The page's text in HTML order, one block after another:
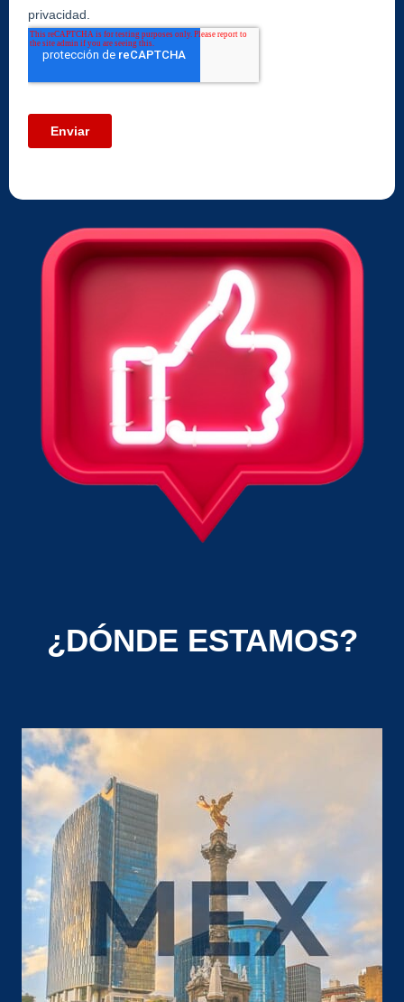
¿DÓNDE ESTAMOS?